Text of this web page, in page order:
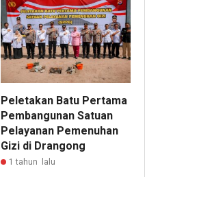
Peletakan Batu Pertama
Pembangunan Satuan
Pelayanan Pemenuhan
Gizi di Drangong
1 tahun lalu